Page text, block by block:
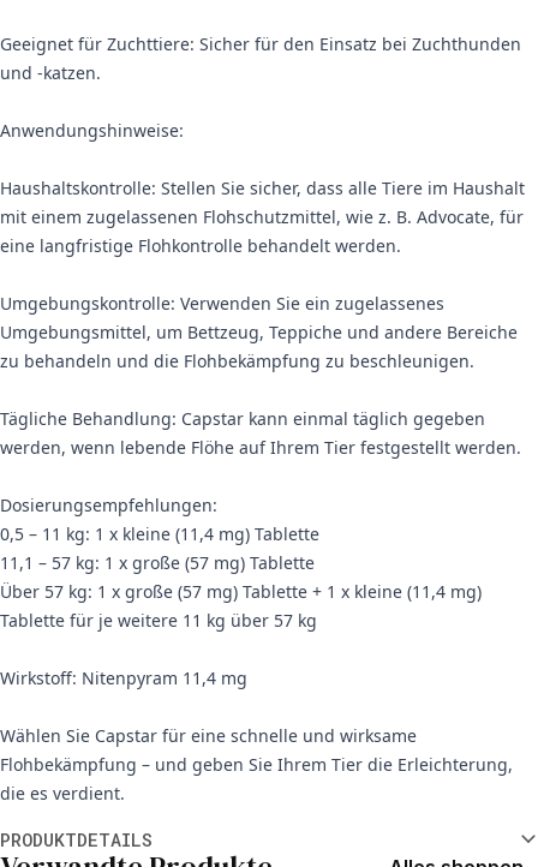
Geeignet für Zuchttiere: Sicher für den Einsatz bei Zuchthunden
und -katzen.
Anwendungshinweise:
Haushaltskontrolle: Stellen Sie sicher, dass alle Tiere im Haushalt
mit einem zugelassenen Flohschutzmittel, wie z. B. Advocate, für
eine langfristige Flohkontrolle behandelt werden.
Umgebungskontrolle: Verwenden Sie ein zugelassenes
Umgebungsmittel, um Bettzeug, Teppiche und andere Bereiche
zu behandeln und die Flohbekämpfung zu beschleunigen.
Tägliche Behandlung: Capstar kann einmal täglich gegeben
werden, wenn lebende Flöhe auf Ihrem Tier festgestellt werden.
Dosierungsempfehlungen:
0,5 – 11 kg: 1 x kleine (11,4 mg) Tablette
11,1 – 57 kg: 1 x große (57 mg) Tablette
Über 57 kg: 1 x große (57 mg) Tablette + 1 x kleine (11,4 mg)
Tablette für je weitere 11 kg über 57 kg
Wirkstoff: Nitenpyram 11,4 mg
Wählen Sie Capstar für eine schnelle und wirksame
Flohbekämpfung – und geben Sie Ihrem Tier die Erleichterung,
die es verdient.
PRODUKTDETAILS